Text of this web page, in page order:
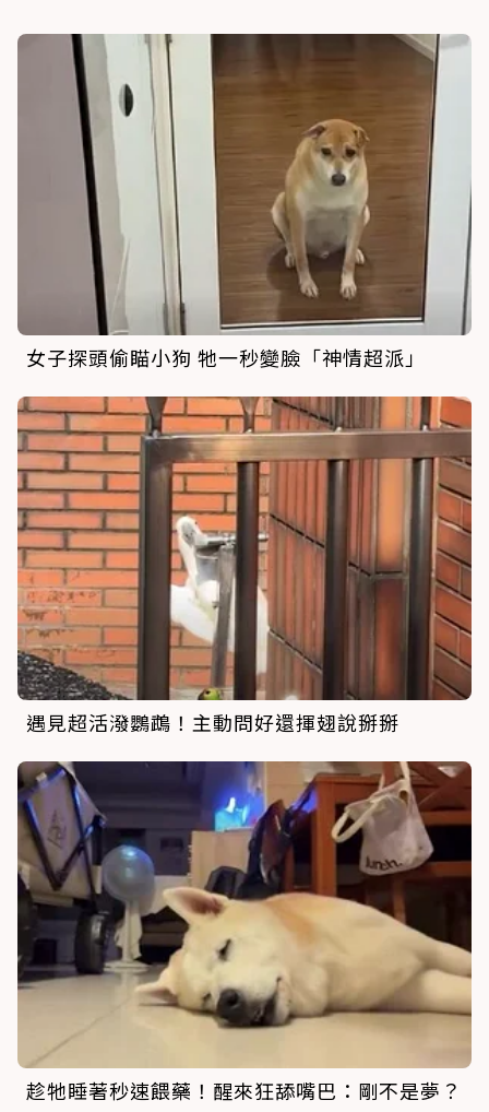
女子探頭偷瞄小狗 牠一秒變臉「神情超派」
遇見超活潑鸚鵡！主動問好還揮翅說掰掰
趁牠睡著秒速餵藥！醒來狂舔嘴巴：剛不是夢？